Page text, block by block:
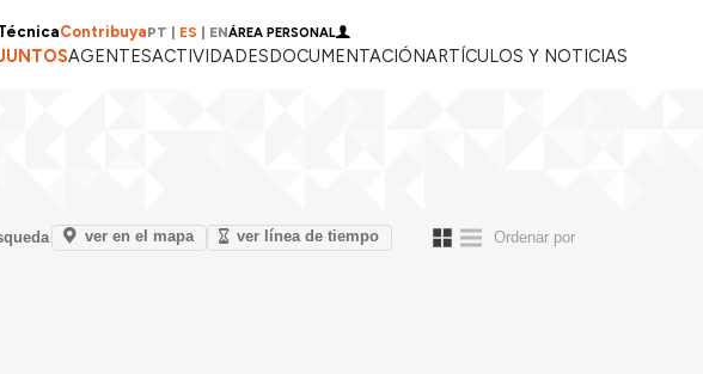
ContribuyaPT ES ENÁREA PERSONAL
AGENTESACTIVIDADESDOCUMENTACIÓNARTÍCULOS Y NOTICIAS
ver en el mapa ver línea de tiempo